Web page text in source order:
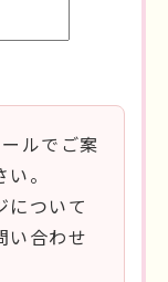
ルでご案
。
ついて
い合わせ